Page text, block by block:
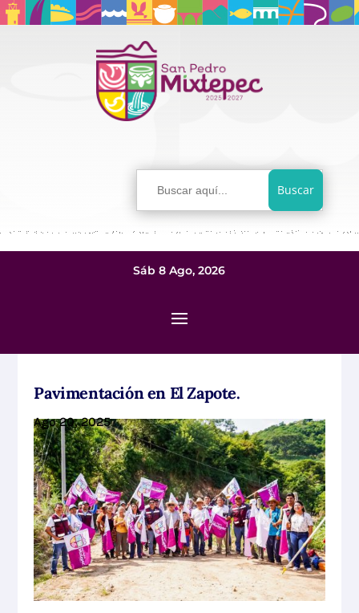
Buscar:
Sáb 8 Ago, 2026
Pavimentación en El Zapote.
Ago 20, 2025